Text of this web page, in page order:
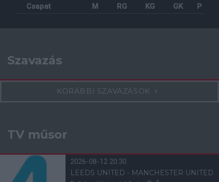
Csapat M RG KG GK P
Szavazás
KORÁBBI SZAVAZÁSOK
TV műsor
2026-08-12 20:30
LEEDS UNITED - MANCHESTER UNITED